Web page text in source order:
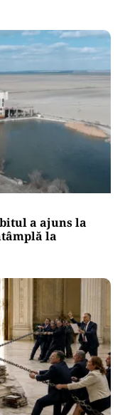
a ajuns la
la